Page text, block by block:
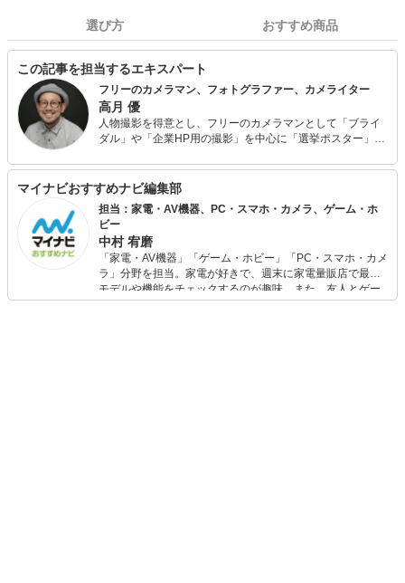
選び方 おすすめ商品
この記事を担当するエキスパート
フリーのカメラマン、フォトグラファー、カメライター
高月 優
人物撮影を得意とし、フリーのカメラマンとして「ブライ
ダル」や「企業HP用の撮影」を中心に「選挙ポスター」
別府葵や、ロアッソ熊本のスタジアムDJスガッシュをモデ
ルにポートレート作品の制作等も行う。2017年、ラフォー
レ原宿の「くまモンコレクション in LAFORET MUSEUM」
内で熊本の日常を切り取った作品を展示販売した。
マイナビおすすめナビ編集部
担当：家電・AV機器、PC・スマホ・カメラ、ゲーム・ホ
ビー
中村 宥磨
「家電・AV機器」「ゲーム・ホビー」「PC・スマホ・カメ
ラ」分野を担当。家電が好きで、週末に家電量販店で最新
モデルや機能をチェックするのが趣味。また、友人とゲー
ムを楽しみながら、新作タイトルやイベント情報もいち早